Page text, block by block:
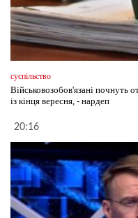
суспільство
Військовозобов'язані почнуть
із кінця вересня, - нардеп
20:16